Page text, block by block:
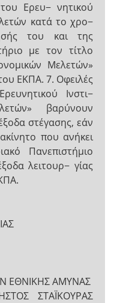
Ερευ− νητικού
κατά το χρο−
του και της
με τον τίτλο
Μελετών»
ΕΚΠΑ. 7. Οφειλές
Ινστι−
βαρύνουν
στέγασης, εάν
που ανήκει
Πανεπιστήμιο
λειτουρ− γίας
ΕΘΝΙΚΗΣ ΑΜΥΝΑΣ
ΣΤΑΪΚΟΥΡΑΣ